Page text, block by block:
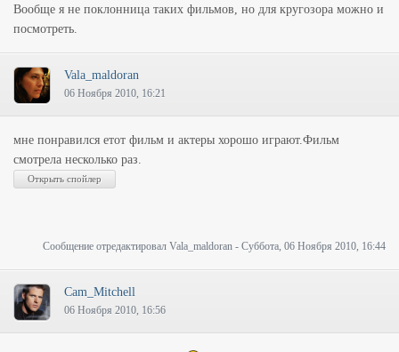
Вообще я не поклонница таких фильмов, но для кругозора можно и
посмотреть.
Vala_maldoran
06 Ноября 2010, 16:21
мне понравился етот фильм и актеры хорошо играют.Фильм
смотрела несколько раз.
Сообщение отредактировал Vala_maldoran - Суббота, 06 Ноября 2010, 16:44
Cam_Mitchell
06 Ноября 2010, 16:56